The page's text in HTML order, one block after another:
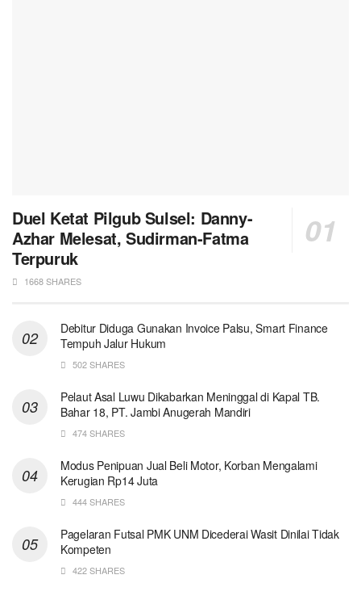
Duel Ketat Pilgub Sulsel: Danny-
Azhar Melesat, Sudirman-Fatma
Terpuruk
1668 SHARES
Debitur Diduga Gunakan Invoice Palsu, Smart Finance
Tempuh Jalur Hukum
502 SHARES
Pelaut Asal Luwu Dikabarkan Meninggal di Kapal TB.
Bahar 18, PT. Jambi Anugerah Mandiri
474 SHARES
Modus Penipuan Jual Beli Motor, Korban Mengalami
Kerugian Rp14 Juta
444 SHARES
Pagelaran Futsal PMK UNM Dicederai Wasit Dinilai Tidak
Kompeten
422 SHARES